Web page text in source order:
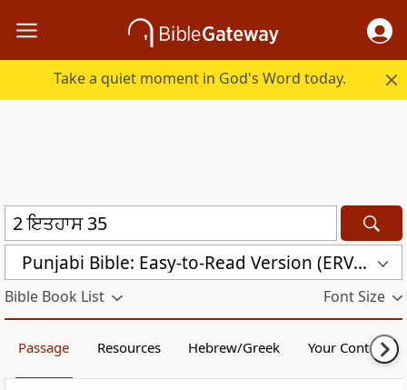
Take a quiet moment in God's Word today.
Punjabi Bible: Easy-to-Read Version (ERV-PA)
Bible Book List Font Size
Passage Resources Hebrew/Greek Your Content